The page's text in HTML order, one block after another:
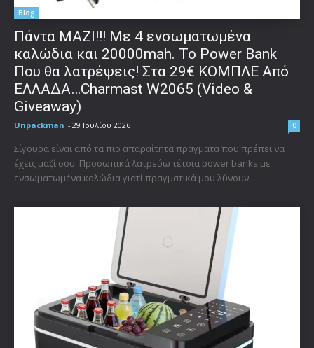
Blog
Πάντα ΜΑΖΙ!!! Με 4 ενσωματωμένα
καλώδια και 20000mah. Το Power Bank
Που θα λατρέψεις! Στα 29€ ΚΟΜΠΛΕ Από
ΕΛΛΑΔΑ…Charmast W2065 (Video &
Giveaway)
Unpackman - 29 Ιουλίου 2026 0
Σίγουρα είναι από τα πιο απαραίτητα πράγματα που πρέπει να
έχεις μαζί σου. Προσωπικά λατρεύω τέτοια power banks με
ενσωματωμένα καλώδια γιατί πραγματικά μου λύνουν...